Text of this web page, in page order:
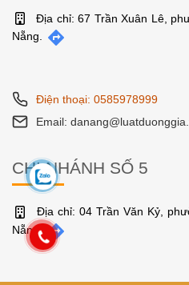
Địa chỉ: 67 Trần Xuân Lê,
Nẵng.
Điện thoại: 0585978999
Email:
CHI NHÁNH SỐ 5
Địa chỉ: 04 Trần Văn Kỷ,
Nẵng.